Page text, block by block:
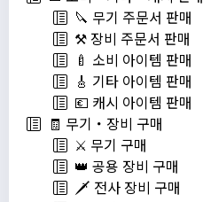
🔪 무기 주문서 판매
⚒️ 장비 주문서 판매
🍼 소비 아이템 판매
🎸 기타 아이템 판매
💶 캐시 아이템 판매
🧾 무기・장비 구매
⚔️ 무기 구매
👑 공용 장비 구매
🗡️ 전사 장비 구매